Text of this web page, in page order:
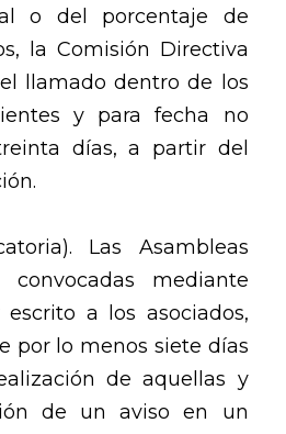
o del porcentaje de
la Comisión Directiva
llamado dentro de los
y para fecha no
días, a partir del
Las Asambleas
convocadas mediante
a los asociados,
por lo menos siete días
de aquellas y
de un aviso en un